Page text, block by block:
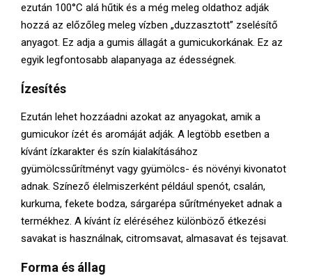
ezután 100°C alá hűtik és a még meleg oldathoz adják
hozzá az előzőleg meleg vízben „duzzasztott” zselésítő
anyagot. Ez adja a gumis állagát a gumicukorkának. Ez az
egyik legfontosabb alapanyaga az édességnek.
Ízesítés
Ezután lehet hozzáadni azokat az anyagokat, amik a
gumicukor ízét és aromáját adják. A legtöbb esetben a
kívánt ízkarakter és szín kialakításához
gyümölcssűrítményt vagy gyümölcs- és növényi kivonatot
adnak. Színező élelmiszerként például spenót, csalán,
kurkuma, fekete bodza, sárgarépa sűrítményeket adnak a
termékhez. A kívánt íz eléréséhez különböző étkezési
savakat is használnak, citromsavat, almasavat és tejsavat.
Forma és állag